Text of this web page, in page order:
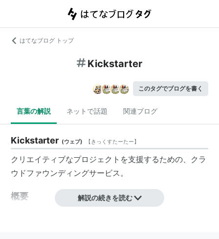
はてなブログ トップ
Kickstarter
このタグでブログを書く
言葉の解説 ネットで話題 関連ブログ
Kickstarter (ウェブ) 【きっくすたーたー】
クリエイティブなプロジェクトを支援するための、クラ
ウドファウンディングサービス。
概要 解説の続きを読む